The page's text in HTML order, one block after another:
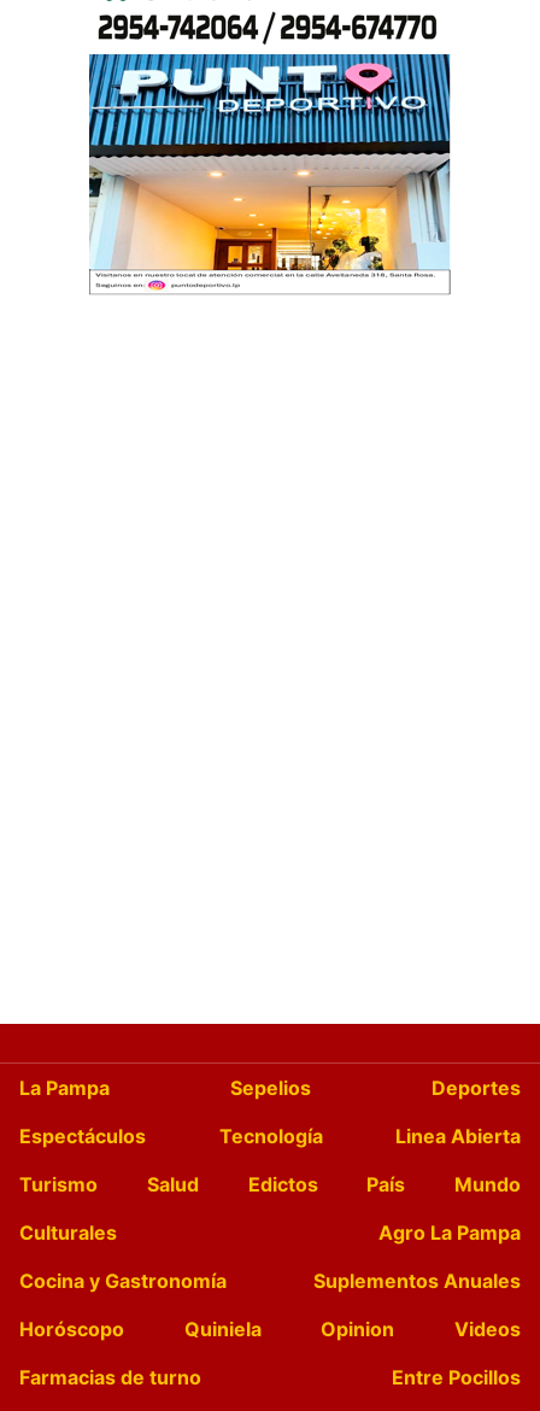
La Pampa Sepelios
Deportes
Espectáculos
Tecnología
Linea Abierta
Turismo
Salud Edictos País
Mundo
Culturales
Agro La Pampa
Cocina y Gastronomía
Suplementos Anuales
Horóscopo
Quiniela Opinion
Videos
Farmacias de turno
Entre Pocillos